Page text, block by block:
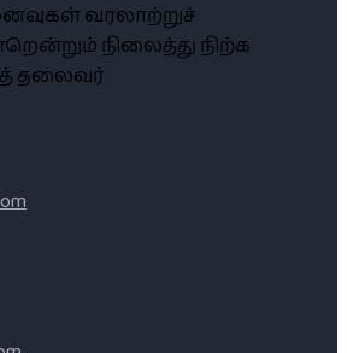
வரலாற்றுச்
நிலைத்து நிற்க
தலைவர்